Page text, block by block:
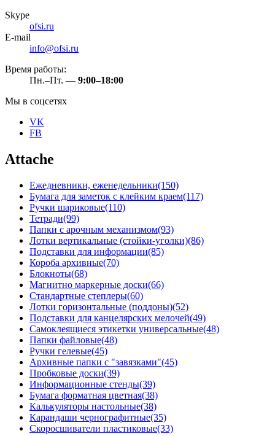
Skype
ofsi.ru
E-mail
info@ofsi.ru
Время работы:
Пн.–Пт. — 9:00–18:00
Мы в соцсетях
VK
FB
Attache
Ежедневники, еженедельники(150)
Бумага для заметок с клейким краем(117)
Ручки шариковые(110)
Тетради(99)
Папки с арочным механизмом(93)
Лотки вертикальные (стойки-уголки)(86)
Подставки для информации(85)
Короба архивные(70)
Блокноты(68)
Магнитно маркерные доски(66)
Стандартные степлеры(60)
Лотки горизонтальные (поддоны)(52)
Подставки для канцелярских мелочей(49)
Самоклеящиеся этикетки универсальные(48)
Папки файловые(48)
Ручки гелевые(45)
Архивные папки с "завязками"(45)
Пробковые доски(39)
Информационные стенды(39)
Бумага форматная цветная(38)
Калькуляторы настольные(38)
Карандаши чернографитные(35)
Скоросшиватели пластиковые(33)